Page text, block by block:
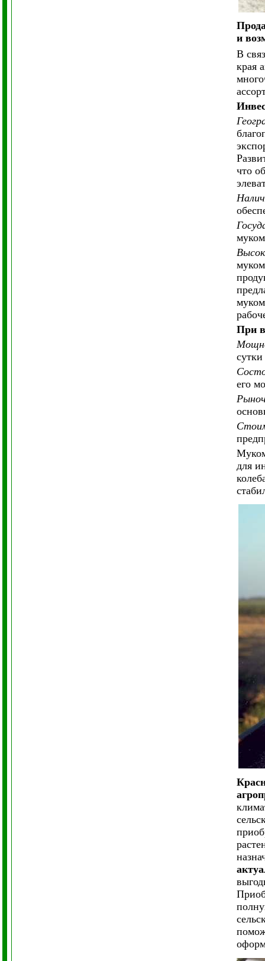
и
В
края
что
При
его
для